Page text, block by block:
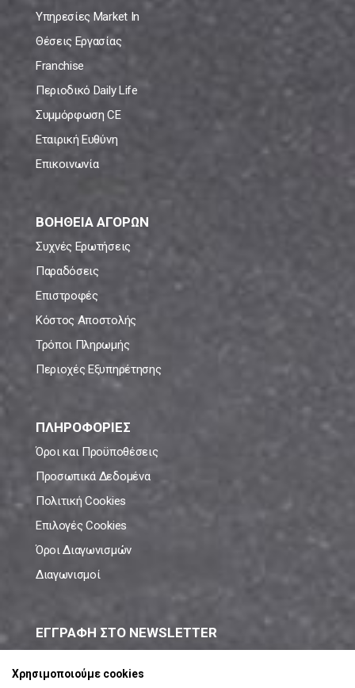
Υπηρεσίες Market In
Θέσεις Εργασίας
Franchise
Περιοδικό Daily Life
Συμμόρφωση CE
Εταιρική Ευθύνη
Επικοινωνία
ΒΟΗΘΕΙΑ ΑΓΟΡΩΝ
Συχνές Ερωτήσεις
Παραδόσεις
Επιστροφές
Κόστος Αποστολής
Τρόποι Πληρωμής
Περιοχές Εξυπηρέτησης
ΠΛΗΡΟΦΟΡΙΕΣ
Όροι και Προϋποθέσεις
Προσωπικά Δεδομένα
Πολιτική Cookies
Επιλογές Cookies
Όροι Διαγωνισμών
Διαγωνισμοί
ΕΓΓΡΑΦΗ ΣΤΟ NEWSLETTER
Χρησιμοποιούμε cookies